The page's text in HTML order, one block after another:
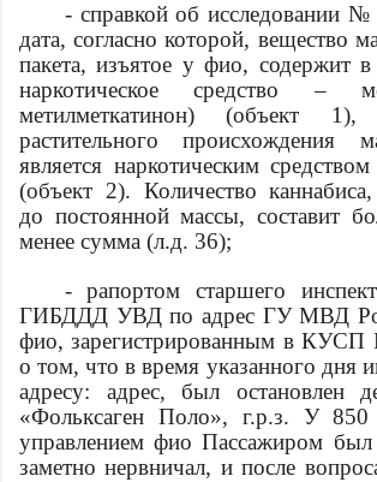
- справкой об исследовании
дата, согласно которой, вещество
пакета, изъятое уфио, содержит в
наркотическое средство –
метилметкатинон) (объект
растительного происхождения
является наркотическим
(объект 2). Количество
до постоянной массы, составит
менее сумма (л.д. 36);
- рапортом старшего
ГИБДДД УВД по адресГУ МВД
фио, зарегистрированным в
о том, что ввремя указанного дня
адресу: адрес, был остановлен
«Фольксаген Поло», г.р.з. У
управлениемфио Пассажиром был
заметно нервничал, и после